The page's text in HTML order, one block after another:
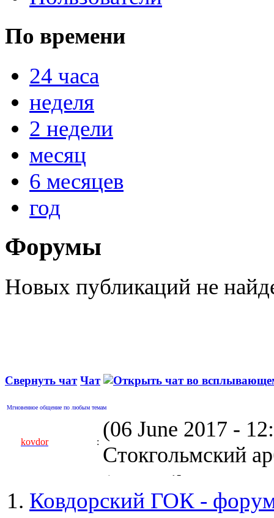
По времени
24 часа
неделя
2 недели
месяц
6 месяцев
год
Форумы
Новых публикаций не
Свернуть чат Чат
Мгновенное общение по любым темам
kovdor :
(06 June 2017 -
Стокгольмский
kovdor
(05 April 2017 -
пустили
Ковдорский ГОК -